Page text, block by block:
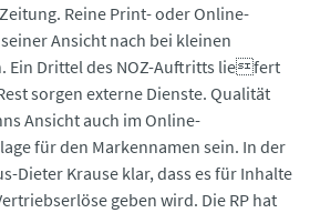
Reine Print- oder Online-
Ansicht nach bei kleinen
Ein Drittel des NOZ-Auftritts liefert
sorgen externe Dienste. Qualität
Ansicht auch im Online-
für den Markennamen sein. In der
Dieter Krause klar, dass es für Inhalte
geben wird. Die RP hat